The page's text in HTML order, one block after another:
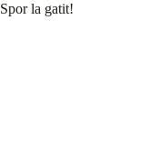
Spor la gatit!